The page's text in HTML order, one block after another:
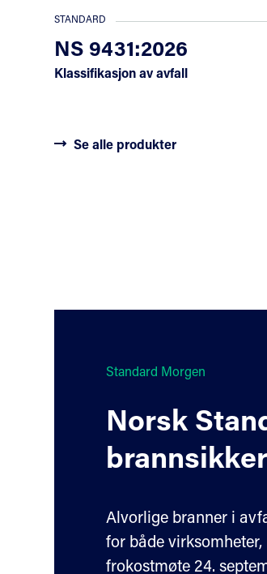
STANDARD
NS 9431:2026
Klassifikasjon av avfall
Se alle produkter
Standard Morgen
Norsk
Alvorlige branner i
for både
frokostmøte 24.